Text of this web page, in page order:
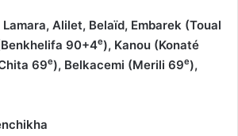
Alilet, Belaïd, Embarek (Toual
90+4e), Kanou (Konaté
69e), Belkacemi (Merili 69e),